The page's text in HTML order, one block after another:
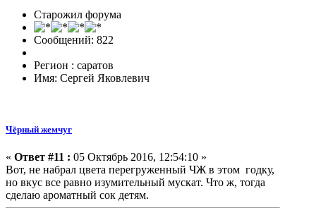
Старожил форума
Сообщений: 822
Регион : саратов
Имя: Сергей Яковлевич
Чёрный жемчуг
« Ответ #11 : 05 Октябрь 2016, 12:54:10 »
Вот, не набрал цвета перегруженный ЧЖ в этом годку,
но вкус все равно изумительный мускат. Что ж, тогда
сделаю ароматный сок детям.